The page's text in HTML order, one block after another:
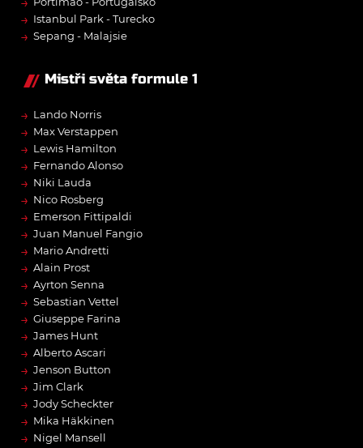
→ Istanbul Park - Turecko
→ Sepang - Malajsie
Mistři světa formule 1
→ Lando Norris
→ Max Verstappen
→ Lewis Hamilton
→ Fernando Alonso
→ Niki Lauda
→ Nico Rosberg
→ Emerson Fittipaldi
→ Juan Manuel Fangio
→ Mario Andretti
→ Alain Prost
→ Ayrton Senna
→ Sebastian Vettel
→ Giuseppe Farina
→ James Hunt
→ Alberto Ascari
→ Jenson Button
→ Jim Clark
→ Jody Scheckter
→ Mika Häkkinen
→ Nigel Mansell